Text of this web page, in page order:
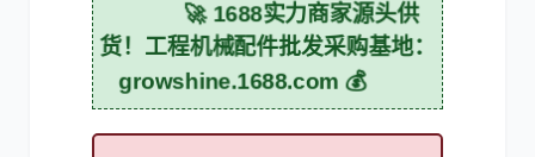
徐工
🚀 1688实力商家源头供
货！工程机械配件批发采购基地：
growshine.1688.com 💰